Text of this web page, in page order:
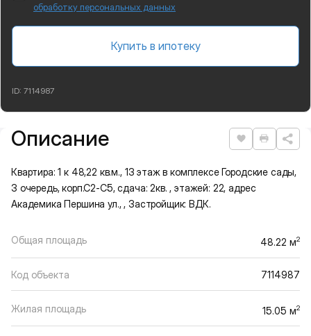
обработку персональных данных
Купить в ипотеку
ID: 7114987
Подробная информация
Описание Нравится
Квартира: 1 к 48,22 кв.м., 13 этаж в комплексе Городские сады,
3 очередь, корп.С2-С5, сдача: 2кв. , этажей: 22, адрес
Академика Першина ул., , Застройщик: ВДК.
Общая площадь 48.22 м2
Код объекта 7114987
Жилая площадь 15.05 м2